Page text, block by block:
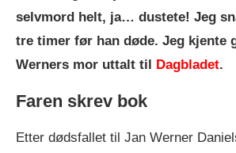
selvmord helt, ja… dustete! Jeg
tre timer før han døde. Jeg kjente
Werners mor uttalt til
Dagbladet.
Faren skrev bok
Etter dødsfallet til Jan Werner